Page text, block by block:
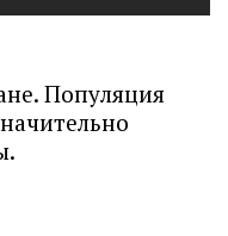
Популяция